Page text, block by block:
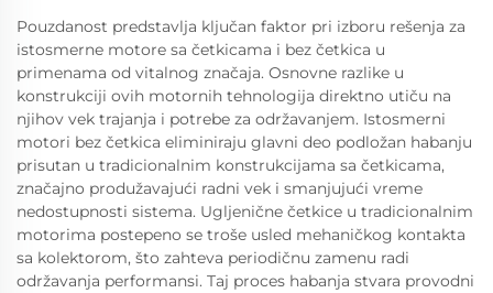
Pouzdanost predstavlja ključan faktor pri izboru rešenja za
istosmerne motore sa četkicama i bez četkica u
primenama od vitalnog značaja. Osnovne razlike u
konstrukciji ovih motornih tehnologija direktno utiču na
njihov vek trajanja i potrebe za održavanjem. Istosmerni
motori bez četkica eliminiraju glavni deo podložan habanju
prisutan u tradicionalnim konstrukcijama sa četkicama,
značajno produžavajući radni vek i smanjujući vreme
nedostupnosti sistema. Ugljenične četkice u tradicionalnim
motorima postepeno se troše usled mehaničkog kontakta
sa kolektorom, što zahteva periodičnu zamenu radi
održavanja performansi. Taj proces habanja stvara provodni